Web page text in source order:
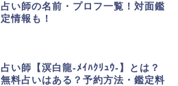
占い師の名前・プロフ一覧！対面鑑
定情報も！
占い師【溟白龍-ﾒｲﾊｸﾘｭｳ-】とは？
無料占いはある？予約方法・鑑定料